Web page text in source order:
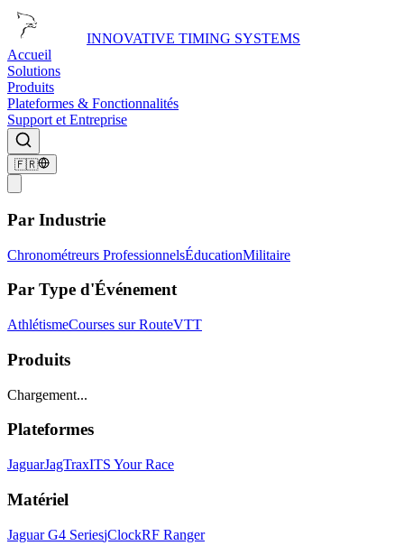
INNOVATIVE TIMING SYSTEMS
Accueil
Solutions
Produits
Plateformes & Fonctionnalités
Support et Entreprise
🇫🇷
Par Industrie
Chronométreurs ProfessionnelsÉducationMilitaire
Par Type d'Événement
AthlétismeCourses sur RouteVTT
Produits
Chargement...
Plateformes
JaguarJagTraxITS Your Race
Matériel
Jaguar G4 SeriesjClockRF Ranger